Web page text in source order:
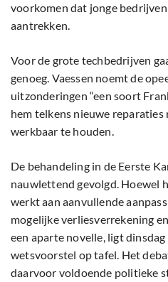
voorkomen dat jonge
aantrekken.
Voor de grote techbedrijven
genoeg. Vaessen noemt de
uitzonderingen “een soort
hem telkens nieuwe reparaties
werkbaar te houden.
De behandeling in de Eerste
nauwlettend gevolgd. Hoewel
werkt aan aanvullende
mogelijke verliesverrekening
een aparte novelle, ligt
wetsvoorstel op tafel. Het
daarvoor voldoende politieke